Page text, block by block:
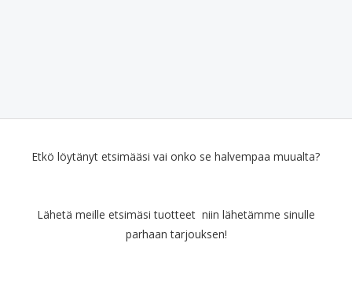
Etkö löytänyt etsimääsi vai onko se halvempaa muualta?
Lähetä meille etsimäsi tuotteet niin lähetämme sinulle
parhaan tarjouksen!